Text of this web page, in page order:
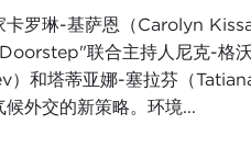
卡罗琳-基萨恩（Carolyn
联合主持人尼克-格
）和塔蒂亚娜-塞拉芬（
候外交的新策略。环境...